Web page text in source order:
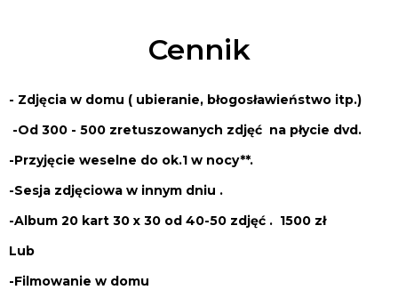
Cennik
- Zdjęcia w domu ( ubieranie, błogosławieństwo itp.)
-Od 300 - 500 zretuszowanych zdjęć na płycie dvd.
-Przyjęcie weselne do ok.1 w nocy**.
-Sesja zdjęciowa w innym dniu .
-Album 20 kart 30 x 30 od 40-50 zdjęć . 1500 zł
Lub
-Filmowanie w domu